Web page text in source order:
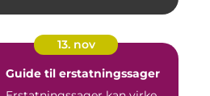
13. nov
Guide til erstatningssager